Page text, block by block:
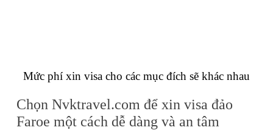
Mức phí xin visa cho các mục đích sẽ khác nhau
Chọn Nvktravel.com để xin visa đảo
Faroe một cách dễ dàng và an tâm